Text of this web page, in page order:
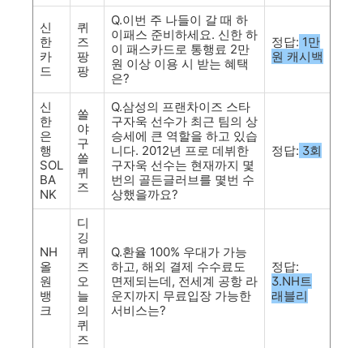
신
한
카
드
퀴
즈
팡
팡
Q.이번 주 나들이 갈 때 하
이패스 준비하세요. 신한 하
이 패스카드로 통행료 2만
원 이상 이용 시 받는 혜택
은?
정답: 1만
원 캐시백
신
한
은
행
SOL
BA
NK
쏠
야
구
쏠
퀴
즈
Q.삼성의 프랜차이즈 스타
구자욱 선수가 최근 팀의 상
승세에 큰 역할을 하고 있습
니다. 2012년 프로 데뷔한
구자욱 선수는 현재까지 몇
번의 골든글러브를 몇번 수
상했을까요?
정답: 3회
NH
올
원
뱅
크
디
깅
퀴
즈
오
늘
의
퀴
즈
Q.환율 100% 우대가 가능
하고, 해외 결제 수수료도
면제되는데, 전세계 공항 라
운지까지 무료입장 가능한
서비스는?
정답:
3.NH트
래블리